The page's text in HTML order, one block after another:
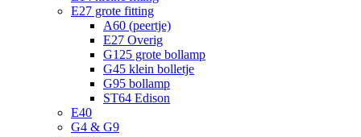
E27 grote fitting
A60 (peertje)
E27 Overig
G125 grote bollamp
G45 klein bolletje
G95 bollamp
ST64 Edison
E40
G4 & G9